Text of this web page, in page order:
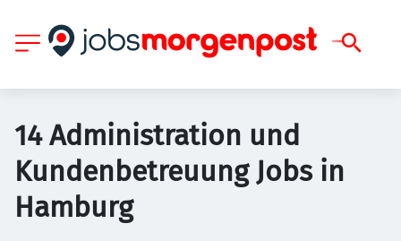
14 Administration und
Kundenbetreuung Jobs in
Hamburg